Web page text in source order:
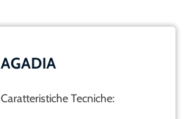
AGADIA
Caratteristiche Tecniche: